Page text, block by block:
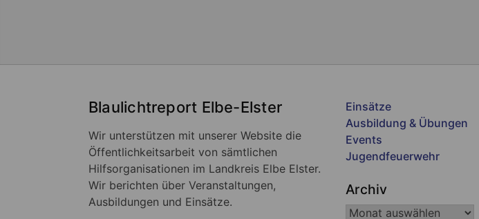
Blaulichtreport Elbe-Elster
Wir unterstützen mit unserer Website die
Öffentlichkeitsarbeit von sämtlichen
Hilfsorganisationen im Landkreis Elbe Elster.
Wir berichten über Veranstaltungen,
Ausbildungen und Einsätze.
Einsätze
Ausbildung & Übungen
Events
Jugendfeuerwehr
Archiv